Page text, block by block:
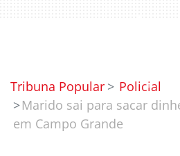
Tribuna Popular
Policial
Marido sai para sacar
em Campo Grande